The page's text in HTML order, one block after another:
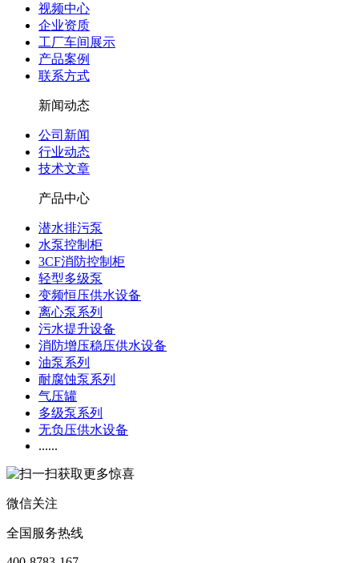
视频中心
企业资质
工厂车间展示
产品案例
联系方式
新闻动态
公司新闻
行业动态
技术文章
产品中心
潜水排污泵
水泵控制柜
3CF消防控制柜
轻型多级泵
变频恒压供水设备
离心泵系列
污水提升设备
消防增压稳压供水设备
油泵系列
耐腐蚀泵系列
气压罐
多级泵系列
无负压供水设备
......
微信关注
全国服务热线